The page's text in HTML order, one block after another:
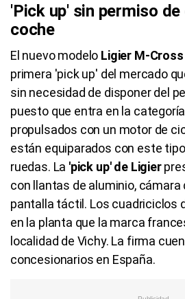
'Pick up' sin permiso
coche
El nuevo modelo Ligier M-Cross
primera 'pick up' del mercado
sin necesidad de disponer del
puesto que entra en la
propulsados con un motor de
están equiparados con este
ruedas. La 'pick up' de Ligier
con llantas de aluminio,
pantalla táctil. Los cuadriciclos
en la planta que la marca
localidad de Vichy. La firma
concesionarios en España.